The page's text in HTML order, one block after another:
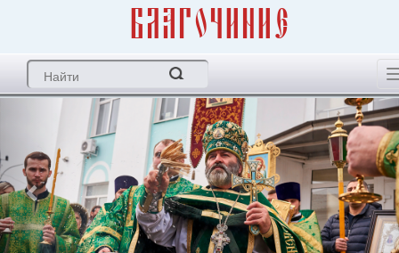
благочиние